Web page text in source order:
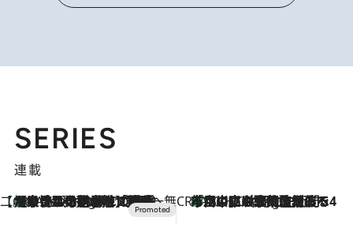
SERIES
連載
【CREA×星野リゾート】唯一無二。癒しと発見が待つ場所へ
8 Hours Ago
【トンボの足水浴】ヒノキの香りに包まれて涼感マックス！約13℃の湧水かけ流しを避暑地「星野温泉 トンボの湯」で体験 CREA'S CHOICE
10 Hours Ago
「立川にも歌舞伎があるんだよ」 片岡仁左衛門・市川中車ら豪華座組みで4年目の立川立飛歌舞伎へ